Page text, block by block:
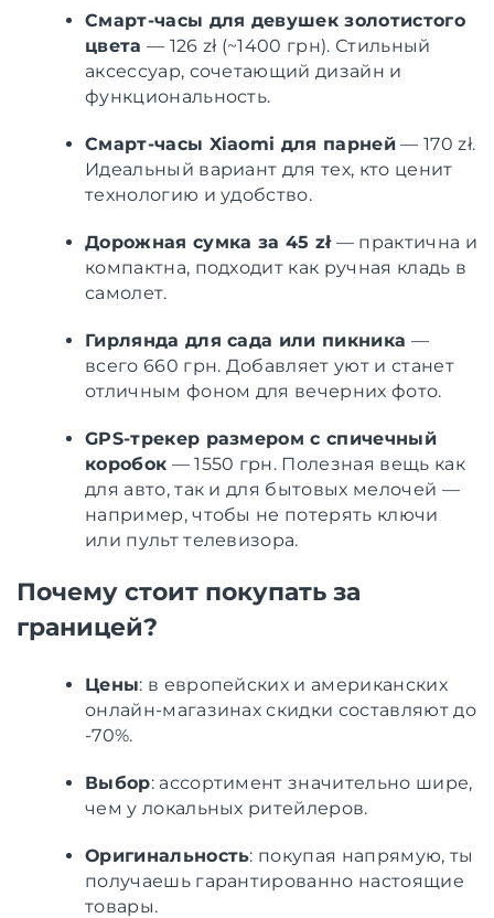
Смарт-часы для девушек золотистого
цвета — 126 zł (~1400 грн). Стильный
аксессуар, сочетающий дизайн и
функциональность.
Смарт-часы Xiaomi для парней— 170 zł.
Идеальный вариант для тех, кто ценит
технологию и удобство.
Дорожная сумка за 45 zł— практична и
компактна, подходит как ручная кладь в
самолет.
Гирлянда для сада или пикника —
всего 660 грн. Добавляет уют и станет
отличным фоном для вечерних фото.
GPS-трекер размером с спичечный
коробок — 1550 грн. Полезная вещь как
для авто, так и для бытовых мелочей —
например, чтобы не потерять ключи
или пульт телевизора.
Почему стоит покупать за
границей?
Цены: в европейских и американских
онлайн-магазинах скидки составляют до
-70%.
Выбор: ассортимент значительно шире,
чем у локальных ритейлеров.
Оригинальность: покупая напрямую, ты
получаешь гарантированно настоящие
товары.